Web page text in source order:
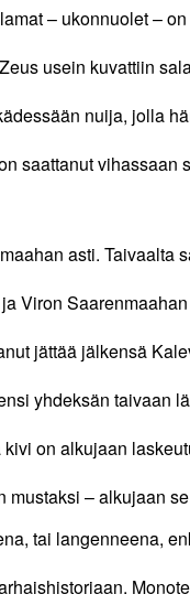
– ukonnuolet –
usein kuvattiin
nuija, jolla
saattanut vihassaan
asti. Taivaalta
Viron
jättää jälkensä
yhdeksän taivaan
on alkujaan
mustaksi – alkujaan
tai langenneena,